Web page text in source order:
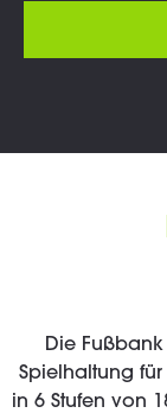
Die
Spielhaltung für
in 6 Stufen von